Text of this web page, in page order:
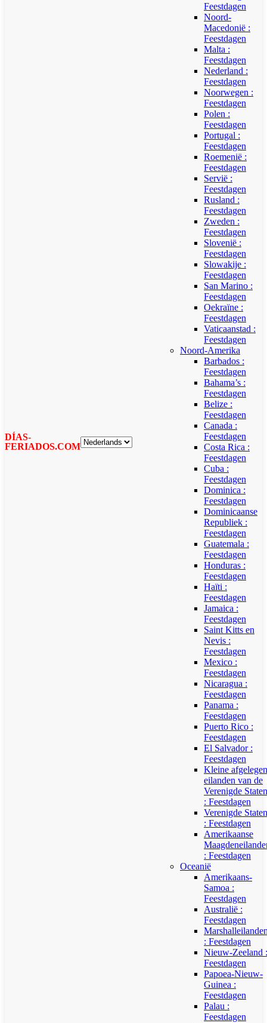
DÍAS-
FERIADOS.COM
Feestdagen
Noord-
Macedonië :
Feestdagen
Malta :
Feestdagen
Nederland :
Feestdagen
Noorwegen :
Feestdagen
Polen :
Feestdagen
Portugal :
Feestdagen
Roemenië :
Feestdagen
Servië :
Feestdagen
Rusland :
Feestdagen
Zweden :
Feestdagen
Slovenië :
Feestdagen
Slowakije :
Feestdagen
San Marino :
Feestdagen
Oekraïne :
Feestdagen
Vaticaanstad :
Feestdagen
Noord-Amerika
Barbados :
Feestdagen
Bahama’s :
Feestdagen
Belize :
Feestdagen
Canada :
Feestdagen
Costa Rica :
Feestdagen
Cuba :
Feestdagen
Dominica :
Feestdagen
Dominicaanse
Republiek :
Feestdagen
Guatemala :
Feestdagen
Honduras :
Feestdagen
Haïti :
Feestdagen
Jamaica :
Feestdagen
Saint Kitts en
Nevis :
Feestdagen
Mexico :
Feestdagen
Nicaragua :
Feestdagen
Panama :
Feestdagen
Puerto Rico :
Feestdagen
El Salvador :
Feestdagen
Kleine afgelegen
eilanden van de
Verenigde Staten
: Feestdagen
Verenigde Staten
: Feestdagen
Amerikaanse
: Feestdagen
Oceanië
Amerikaans-
Samoa :
Feestdagen
Australië :
Feestdagen
: Feestdagen
Nieuw-Zeeland :
Feestdagen
Papoea-Nieuw-
Guinea :
Feestdagen
Palau :
Feestdagen